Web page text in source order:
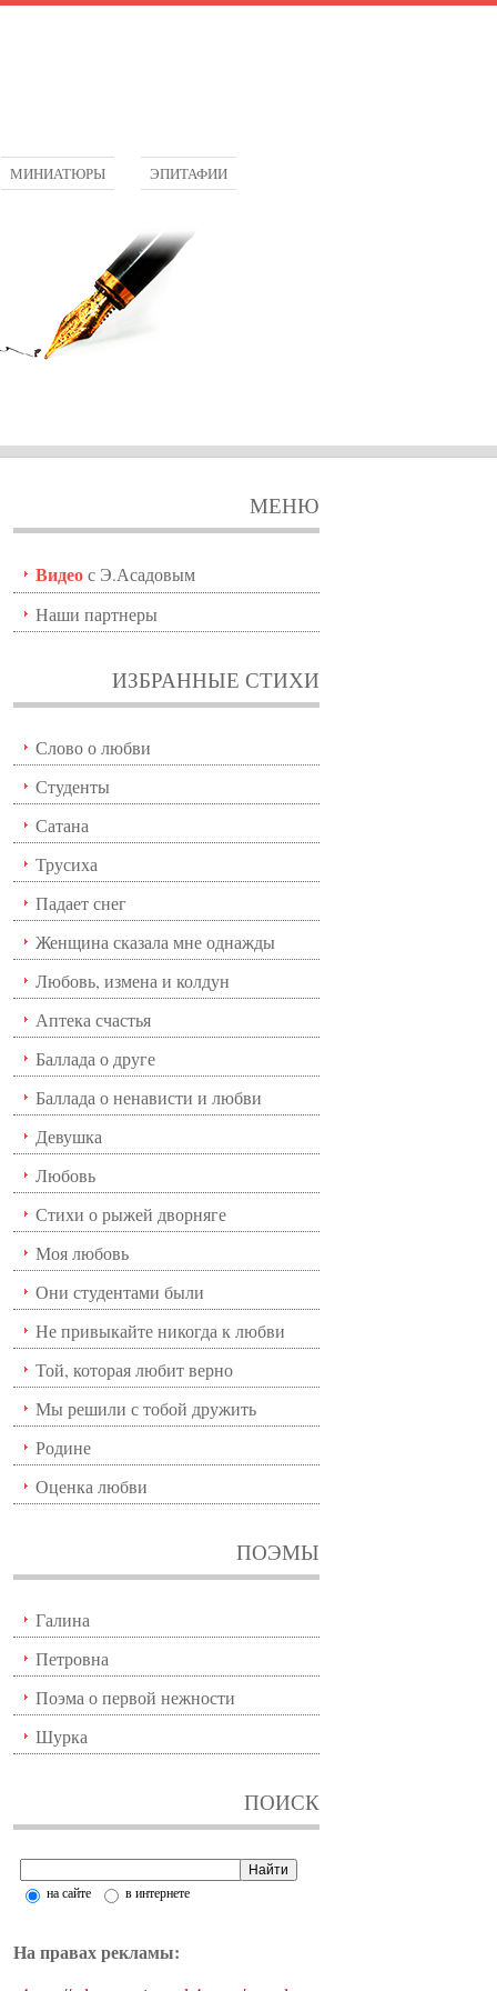
МИНИАТЮРЫ ЭПИТАФИИ
МЕНЮ
Видеос Э.Асадовым
Наши партнеры
ИЗБРАННЫЕ СТИХИ
Слово о любви
Студенты
Сатана
Трусиха
Падает снег
Женщина сказала мне однажды
Любовь, измена и колдун
Аптека счастья
Баллада о друге
Баллада о ненависти и любви
Девушка
Любовь
Стихи о рыжей дворняге
Моя любовь
Они студентами были
Не привыкайте никогда к любви
Той, которая любит верно
Мы решили с тобой дружить
Родине
Оценка любви
ПОЭМЫ
Галина
Петровна
Поэма о первой нежности
Шурка
ПОИСК
на сайте в интернете
На правах рекламы: